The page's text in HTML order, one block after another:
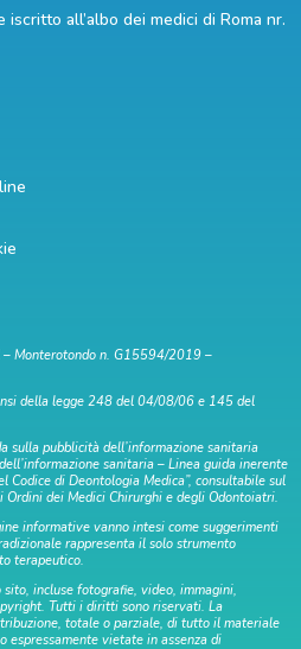
iscritto all’albo dei medici di Roma nr.
Monterotondo n. G15594/2019 –
della legge 248 del 04/08/06 e 145 del
sulla pubblicità dell’informazione sanitaria
sanitaria – Linea guida inerente
di Deontologia Medica”, consultabile sul
Ordini dei Medici Chirurghi e degli Odontoiatri.
informative vanno intesi come suggerimenti
rappresenta il solo strumento
terapeutico.
incluse fotografie, video, immagini,
Tutti i diritti sono riservati. La
totale o parziale, di tutto il materiale
espressamente vietate in assenza di